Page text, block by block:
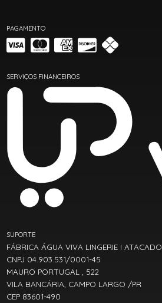
PAGAMENTO
SERVIÇOS FINANCEIROS
SUPORTE
FÁBRICA ÁGUA VIVA LINGERIE I ATACADO
CNPJ 04.903.531/0001-45
MAURO PORTUGAL , 522
VILA BANCÁRIA, CAMPO LARGO /PR
CEP 83601-490